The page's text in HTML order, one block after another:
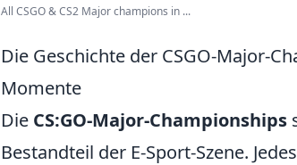
All CSGO & CS2 Major champions in ...
Die Geschichte der CSGO-Major-
Momente
Die CS:GO-Major-Championships
Bestandteil der E-Sport-Szene.